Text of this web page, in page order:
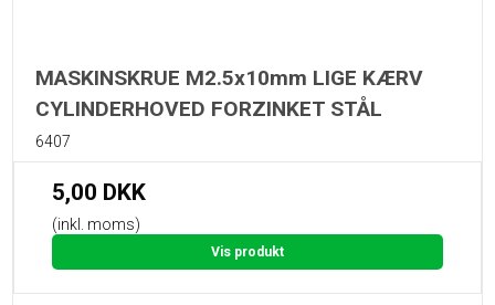
MASKINSKRUE M2.5x10mm LIGE KÆRV
CYLINDERHOVED FORZINKET STÅL
6407
5,00 DKK
(inkl. moms)
Vis produkt